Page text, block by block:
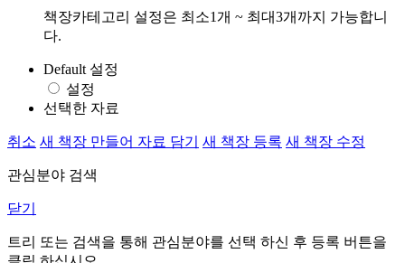
책장카테고리 설정은 최소1개 ~ 최대3개까지 가능합니
다.
Default 설정
설정
선택한 자료
취소 새 책장 만들어 자료 담기 새 책장 등록 새 책장 수정
관심분야 검색
닫기
트리 또는 검색을 통해 관심분야를 선택 하신 후 등록 버튼을